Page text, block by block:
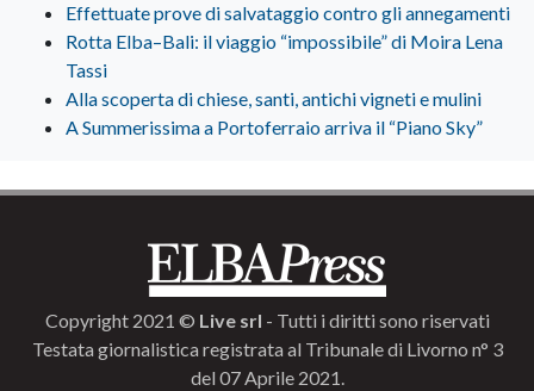
Effettuate prove di salvataggio contro gli annegamenti
Rotta Elba–Bali: il viaggio “impossibile” di Moira Lena
Tassi
Alla scoperta di chiese, santi, antichi vigneti e mulini
A Summerissima a Portoferraio arriva il “Piano Sky”
Copyright 2021 © Live srl - Tutti i diritti sono riservati
Testata giornalistica registrata al Tribunale di Livorno n° 3
del 07 Aprile 2021.